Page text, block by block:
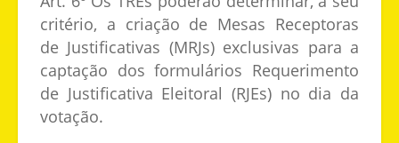
critério, a criação de Mesas Receptoras
de Justificativas (MRJs) exclusivas para a
captação dos formulários Requerimento
de Justificativa Eleitoral (RJEs) no dia da
votação.